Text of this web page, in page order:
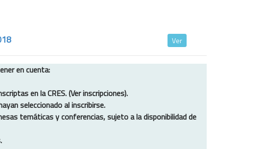
Ver
en cuenta:
en la CRES. (Ver inscripciones).
seleccionado al inscribirse.
temáticas y conferencias, sujeto a la disponibilidad de